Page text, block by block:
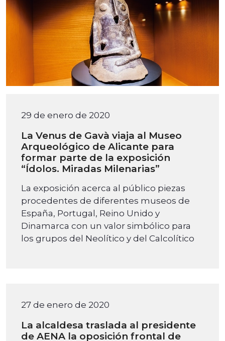
29 de enero de 2020
La Venus de Gavà viaja al Museo
Arqueológico de Alicante para
formar parte de la exposición
“Ídolos. Miradas Milenarias”
La exposición acerca al público piezas
procedentes de diferentes museos de
España, Portugal, Reino Unido y
Dinamarca con un valor simbólico para
los grupos del Neolítico y del Calcolítico
27 de enero de 2020
La alcaldesa traslada al presidente
de AENA la oposición frontal de